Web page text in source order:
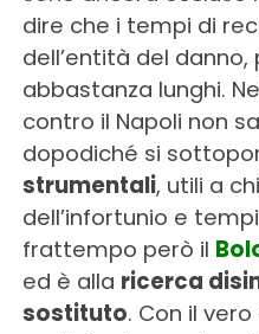
dire che i tempi di
dell’entità del
abbastanza lunghi.
contro il Napoli non
dopodiché si
strumentali, utili a
dell’infortunio e
frattempo però il
ed è alla ricerca
sostituto. Con il